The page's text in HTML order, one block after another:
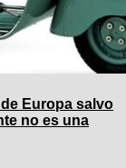
Europa salvo
no es una